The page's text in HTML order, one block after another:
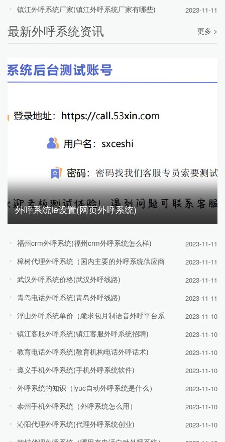
镇江外呼系统厂家(镇江外呼系统厂家有哪些) 2023-11-11
最新外呼系统资讯 更多 >
外呼系统ie设置(网页外呼系统)
福州crm外呼系统(福州crm外呼系统怎么样) 2023-11-11
樟树代理外呼系统（国内主要的外呼系统供应商 2023-11-11
武汉外呼系统价格(武汉外呼线路) 2023-11-11
青岛电话外呼系统(青岛外呼线路) 2023-11-11
浮山外呼系统单价（跪求包月制语音外呼平台系 2023-11-10
镇江客服外呼系统(镇江客服外呼系统招聘) 2023-11-10
教育电话外呼系统(教育机构电话外呼话术) 2023-11-10
遵义手机外呼系统(手机外呼系统软件) 2023-11-10
外呼系统的知识（lyuc自动外呼系统是什么） 2023-11-10
泰州手机外呼系统（外呼系统怎么用） 2023-11-10
沁阳代理外呼系统(代理外呼系统创业) 2023-11-10